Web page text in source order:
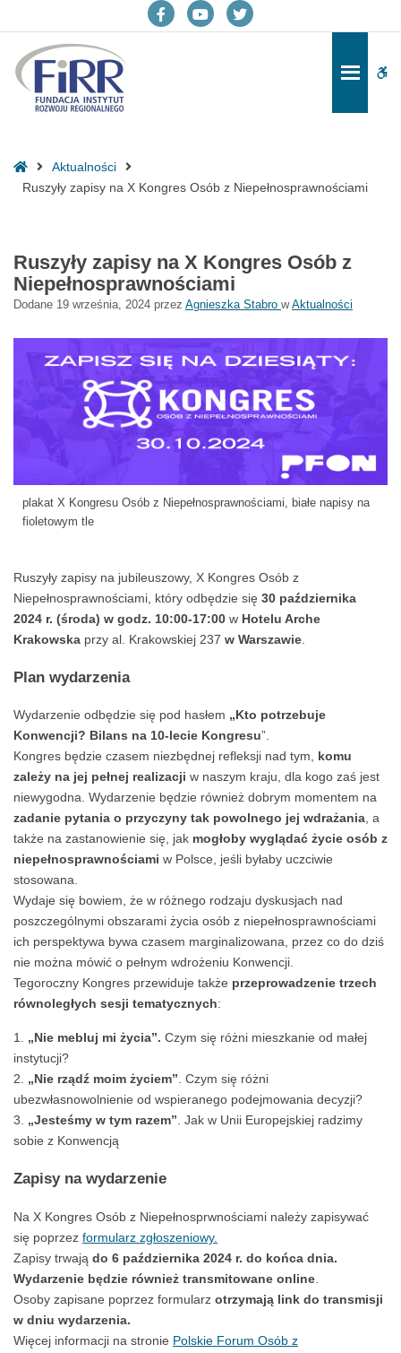
zapisy
Kongres
Fundacja
Regionalnego
w
oknie
w
oknie
w
Strona
główna
Aktualności
Ruszyły zapisy na X Kongres Osób z Niepełnosprawnościami
Ruszyły zapisy na X Kongres Osób z
Niepełnosprawnościami
Dodane 19 września, 2024 przez Agnieszka Stabro wAktualności
plakat X Kongresu Osób z Niepełnosprawnościami, białe napisy na
fioletowym tle
Ruszyły zapisy na jubileuszowy, X Kongres Osób z
Niepełnosprawnościami, który odbędzie się 30 października
2024 r. (środa) w godz. 10:00-17:00 w Hotelu Arche
Krakowska przy al. Krakowskiej 237 w Warszawie
Plan wydarzenia
Wydarzenie odbędzie się pod hasłem „Kto potrzebuje
Konwencji? Bilans na 10-lecie Kongresu”.
Kongres będzie czasem niezbędnej refleksji nad tym, komu
zależy na jej pełnej realizacji w naszym kraju, dla kogo zaś jest
niewygodna. Wydarzenie będzie również dobrym momentem na
zadanie pytania o przyczyny tak powolnego jej wdrażania, a
także na zastanowienie się, jak mogłoby wyglądać życie osób z
niepełnosprawnościami w Polsce, jeśli byłaby uczciwie
stosowana.
Wydaje się bowiem, że w różnego rodzaju dyskusjach nad
poszczególnymi obszarami życia osób z niepełnosprawnościami
ich perspektywa bywa czasem marginalizowana, przez co do dziś
nie można mówić o pełnym wdrożeniu Konwencji.
Tegoroczny Kongres przewiduje także przeprowadzenie trzech
równoległych sesji tematycznych:
„Nie mebluj mi życia”. Czym się różni mieszkanie od małej
instytucji?
„Nie rządź moim życiem”. Czym się różni
ubezwłasnowolnienie od wspieranego podejmowania decyzji?
„Jesteśmy w tym razem”. Jak w Unii Europejskiej radzimy
sobie z Konwencją
Zapisy na wydarzenie
Na X Kongres Osób z Niepełnosprwnościami należy zapisywać
się poprzez formularz zgłoszeniowy.
Zapisy trwają do 6 października 2024 r. do końca dnia.
Wydarzenie będzie również transmitowane online
Osoby zapisane poprzez formularz otrzymają link do transmisji
w dniu wydarzenia.
Więcej informacji na stronie Polskie Forum Osób z